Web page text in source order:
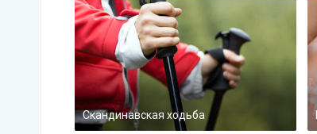
Скандинавская ходьба